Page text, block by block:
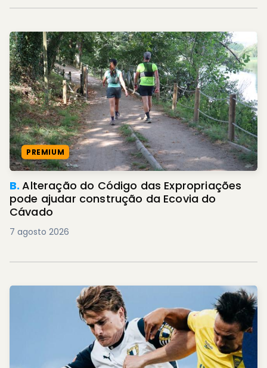
PREMIUM
B.Alteração do Código das Expropriações
pode ajudar construção da Ecovia do
Cávado
7 agosto 2026